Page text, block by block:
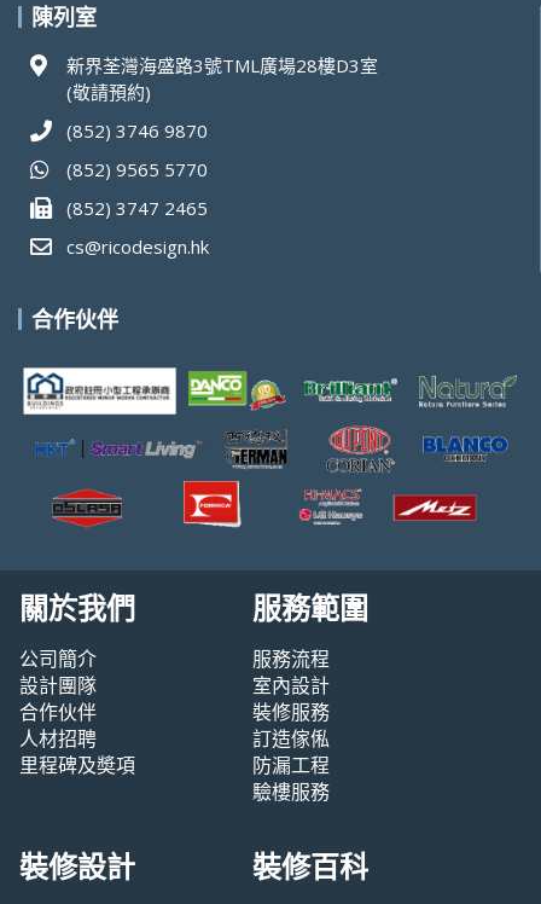
陳列室
新界荃灣海盛路3號TML廣場28樓D3室
(敬請預約)
(852) 3746 9870
(852) 9565 5770
(852) 3747 2465
cs@ricodesign.hk
合作伙伴
關於我們
公司簡介
設計團隊
合作伙伴
人材招聘
里程碑及奬項
服務範圍
服務流程
室內設計
裝修服務
訂造傢俬
防漏工程
驗樓服務
裝修設計 裝修百科